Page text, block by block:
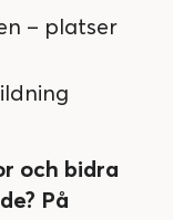
– platser
och bidra
På